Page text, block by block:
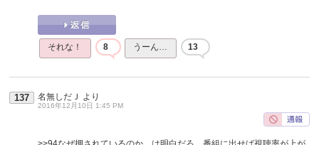
それな！ 8 うーん… 13
137 名無しだＪ より
2016年12月10日 1:45 PM